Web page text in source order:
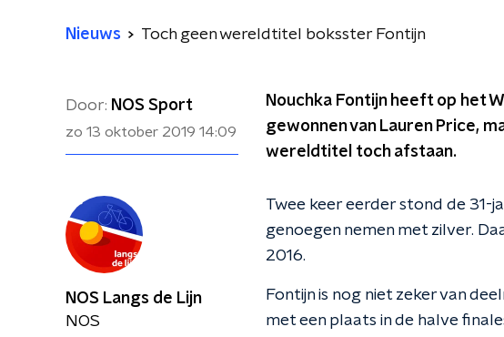
Nieuws Toch geen wereldtitel boksster Fontijn
Door: NOS Sport
zo 13 oktober 2019 14:09
Nouchka Fontijn heeft op het
gewonnen van Lauren Price,
wereldtitel toch afstaan.
Twee keer eerder stond de 31-
genoegen nemen met zilver.
2016.
Fontijn is nog niet zeker van
met een plaats in de halve
NOS Langs de Lijn
NOS